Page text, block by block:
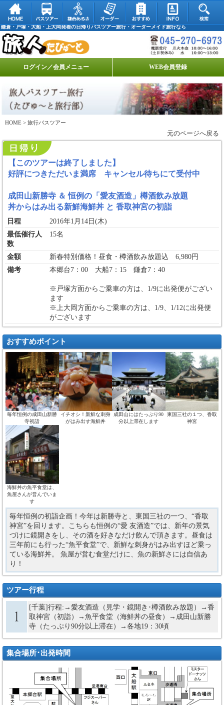
鎌倉・戸塚・大船・上大岡発着の日帰りバスツアー旅行・オーダーメイド旅行なら
ログイン／会員メニュー WEB会員登録
HOME > 旅行バスツアー
元のページへ戻る
【このツアーは終了しました】
好評につきただいま満席 キャンセル待ちにて受付中
成田山新勝寺 ＆ 恒例の「愛友酒造」樽酒飲み放題
丼からはみ出る新鮮海鮮丼 と 香取神宮の初詣
日程
2016年1月14日(木)
最低催行人
数
15名
金額
新春特別価格！昼食・樽酒飲み放題込 6,980円
備考
本郷台7：00 大船7：15 鎌倉7：40
※戸塚方面からご乗車の方は、1/9に出発便がござい
ます
※上大岡方面からご乗車の方は、1/9、1/12に出発便
がございます
おすすめポイント
毎年恒例の成田山新勝
寺初詣
イチオシ！新鮮な刺身
がはみ出す海鮮丼
成田山にはたっぷり90
分以上滞在します
東国三社の１つ、香取
神宮
海鮮丼の魚平食堂は、
魚屋さんが営んでいま
す
毎年恒例の初詣企画！今年は新勝寺と、東国三社の一つ、“香取
神宮”を回ります。こちらも恒例の“愛 友酒造”では、新年の景気
づけに鏡開きをし、その酒を好きなだけ飲んで頂きます。昼食は
三年前にも行った“魚平食堂”で、新鮮な刺身がはみ出すほど乗っ
ている海鮮丼。 魚屋が営む食堂だけに、魚の新鮮さには自信あ
り！
ツアー行程
[千葉]行程:→愛友酒造（見学・鏡開き･樽酒飲み放題）→香
取神宮（初詣）→魚平食堂（海鮮丼の昼食）→成田山新勝
寺（たっぷり90分以上滞在）→各地19：30頃
集合場所･出発時間